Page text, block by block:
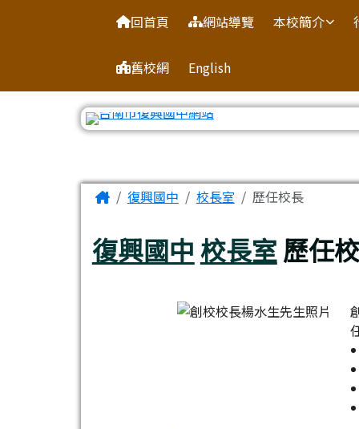
臺南市復興國中網站
回首頁 網站導覽 本校簡介
舊校網 English
主內容區域
Home復興國中 校長室 歷任校長
復興國中校長室歷任
頁尾區域